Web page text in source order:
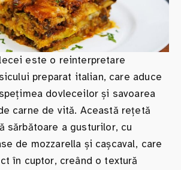
este o reinterpretare
preparat italian, care aduce
dovleceilor și savoarea
carne de vită. Această rețetă
sărbătoare a gusturilor, cu
de mozzarella și cașcaval, care
în cuptor, creând o textură